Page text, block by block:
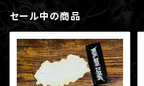
セール中の商品